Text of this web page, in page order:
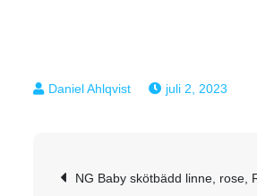
juli 2, 2023
NG Baby skötbädd linne, rose,